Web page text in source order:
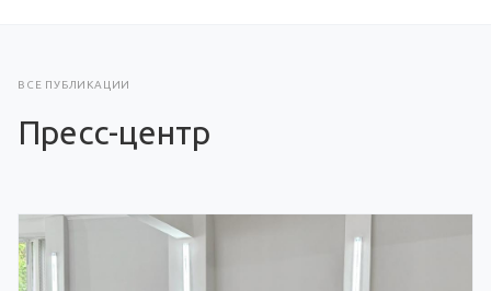
ВСЕ ПУБЛИКАЦИИ
Пресс-центр